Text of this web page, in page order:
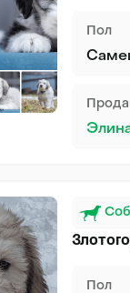
Пол
Пол